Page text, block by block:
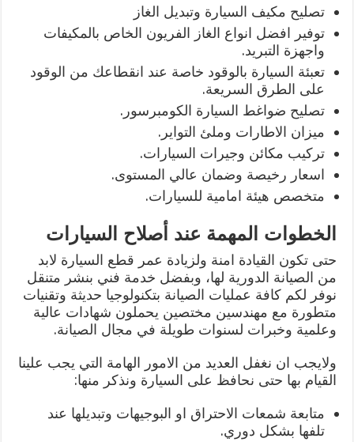
تصليح مكيف السيارة وتبديل الغاز
توفير افضل انواع الغاز الفريون الخاص بالمكيفات
واجهزة التبريد.
تعبئة السيارة بالوقود خاصة عند انقطاعك من الوقود
على الطرق السريعة.
تصليح ضواغط السيارة الكومبرسور.
ميزان الاطارات وملئ التواير.
تركيب مكائن وجيرات السيارات.
اسعار رخيصة وضمان عالي المستوى.
متخصص هيئة امامية للسيارات.
الخطوات المهمة عند أصلاح السيارات
حتى تكون القيادة امنة ولزيادة عمر قطع السيارة لابد
من الصيانة الدورية لها، وبفضل خدمة فني بنشر متنقل
نوفر لكم كافة عمليات الصيانة بتكنولوجيا حديثة وتقنيات
متطورة مع مهندسين مختصين يحملون شهادات عالية
وعلمية وخبرات لسنوات طويلة في مجال الصيانة.
ولايجب ان نغفل العديد من الامور الهامة التي يجب علينا
القيام بها حتى نحافظ على السيارة ونذكر منها:
متابعة شمعات الاحتراق او البوجيهات وتبديلها عند
تلفها بشكل دوري.